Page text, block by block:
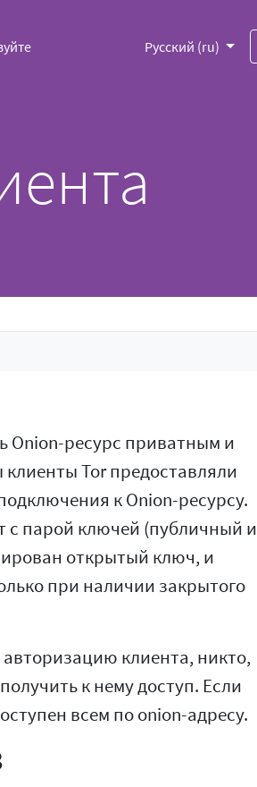
Русский (ru)
Onion-ресурс приватным и
Tor предоставляли
к Onion-ресурсу.
с парой ключей (публичный и
открытый ключ, и
при наличии закрытого
клиента, никто,
к нему доступ. Если
всем по onion-адресу.